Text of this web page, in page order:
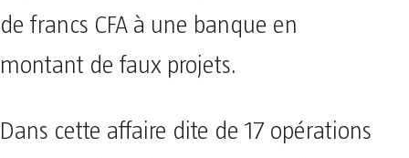
de francs CFA à une banque en
montant de faux projets.
Dans cette affaire dite de 17 opérations